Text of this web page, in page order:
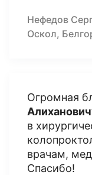
Нефедов
Оскол,
Огромная
в
врачам,
Спасибо!